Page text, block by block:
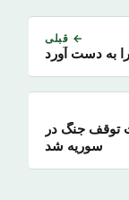
← قبلی
توقف جنگ در
سوریه شد